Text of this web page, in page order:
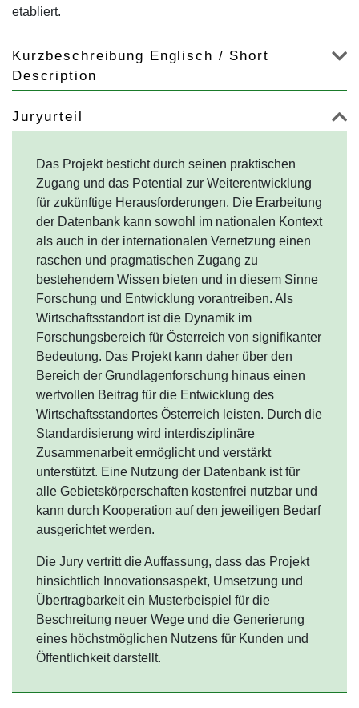
etabliert.
Kurzbeschreibung Englisch / Short
Description
Juryurteil
Das Projekt besticht durch seinen praktischen
Zugang und das Potential zur Weiterentwicklung
für zukünftige Herausforderungen. Die Erarbeitung
der Datenbank kann sowohl im nationalen Kontext
als auch in der internationalen Vernetzung einen
raschen und pragmatischen Zugang zu
bestehendem Wissen bieten und in diesem Sinne
Forschung und Entwicklung vorantreiben. Als
Wirtschaftsstandort ist die Dynamik im
Forschungsbereich für Österreich von signifikanter
Bedeutung. Das Projekt kann daher über den
Bereich der Grundlagenforschung hinaus einen
wertvollen Beitrag für die Entwicklung des
Wirtschaftsstandortes Österreich leisten. Durch die
Standardisierung wird interdisziplinäre
Zusammenarbeit ermöglicht und verstärkt
unterstützt. Eine Nutzung der Datenbank ist für
alle Gebietskörperschaften kostenfrei nutzbar und
kann durch Kooperation auf den jeweiligen Bedarf
ausgerichtet werden.
Die Jury vertritt die Auffassung, dass das Projekt
hinsichtlich Innovationsaspekt, Umsetzung und
Übertragbarkeit ein Musterbeispiel für die
Beschreitung neuer Wege und die Generierung
eines höchstmöglichen Nutzens für Kunden und
Öffentlichkeit darstellt.